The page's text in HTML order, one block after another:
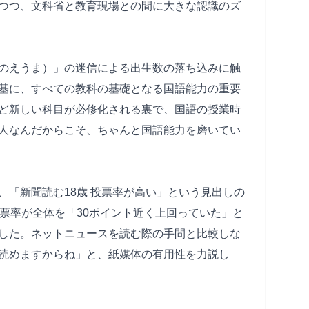
つ、文科省と教育現場との間に大きな認識のズ
えうま）」の迷信による出生数の落ち込みに触
に、すべての教科の基礎となる国語能力の重要
新しい科目が必修化される裏で、国語の授業時
なんだからこそ、ちゃんと国語能力を磨いてい
「新聞読む18歳 投票率が高い」という見出しの
率が全体を「30ポイント近く上回っていた」と
た。ネットニュースを読む際の手間と比較しな
めますからね」と、紙媒体の有用性を力説し